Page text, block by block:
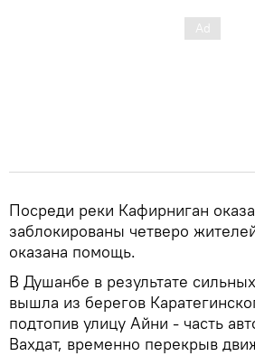
Посреди реки Кафирниган
заблокированы четверо
оказана помощь.
В Душанбе в результате
вышла из берегов
подтопив улицу Айни - часть
Вахдат, временно перекрыв